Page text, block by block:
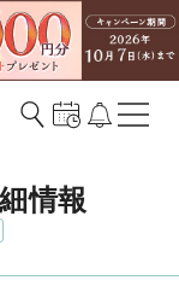
情報